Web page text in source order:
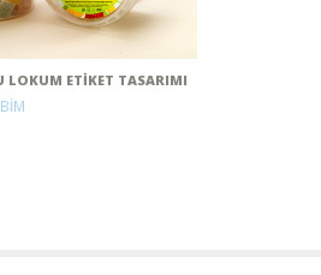
LOKUM ETIKET TASARIMI